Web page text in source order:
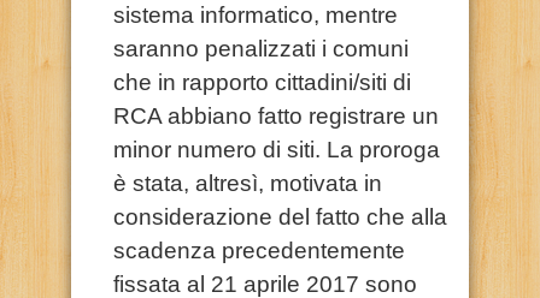
sistema informatico, mentre
saranno penalizzati i comuni
che in rapporto cittadini/siti di
RCA abbiano fatto registrare un
minor numero di siti. La proroga
è stata, altresì, motivata in
considerazione del fatto che alla
scadenza precedentemente
fissata al 21 aprile 2017 sono